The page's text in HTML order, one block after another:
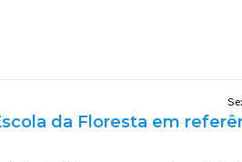
da Floresta em